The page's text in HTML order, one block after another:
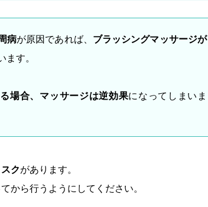
病が原因であれば、 ブラッシングマッサージが
ます。
場合、マッサージは逆効果になってしまいま
クがあります。
から行うようにしてください。